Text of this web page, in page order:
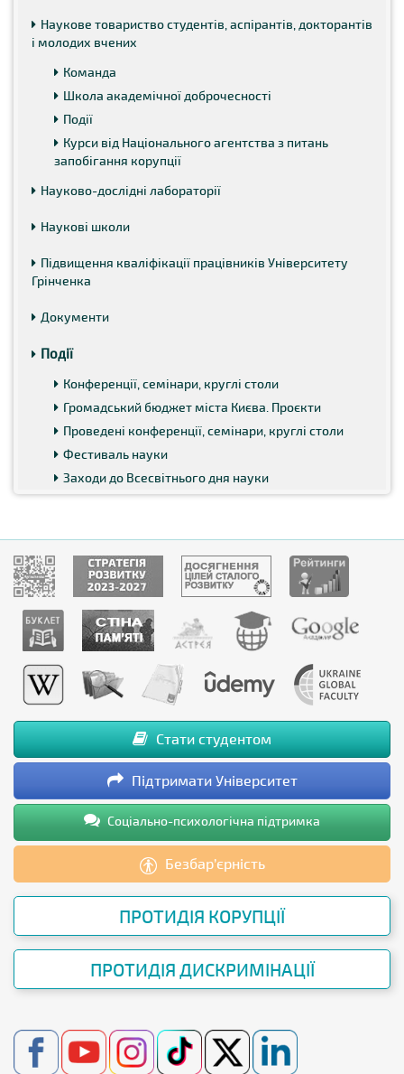
Наукове товариство студентів, аспірантів, докторантів
і молодих вчених
Команда
Школа академічної доброчесності
Події
Курси від Національного агентства з питань
запобігання корупції
Науково-дослідні лабораторії
Наукові школи
Підвищення кваліфікації працівників Університету
Грінченка
Документи
Події
Конференції, семінари, круглі столи
Громадський бюджет міста Києва. Проєкти
Проведені конференції, семінари, круглі столи
Фестиваль науки
Заходи до Всесвітнього дня науки
Стати студентом
Підтримати Університет
Соціально-психологічна підтримка
Безбар’єрність
ПРОТИДІЯ КОРУПЦІЇ
ПРОТИДІЯ ДИСКРИМІНАЦІЇ